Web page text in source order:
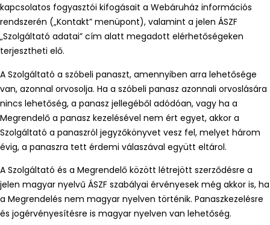
kapcsolatos fogyasztói kifogásait a Webáruház információs
rendszerén („Kontakt” menüpont), valamint a jelen ÁSZF
„Szolgáltató adatai” cím alatt megadott elérhetőségeken
terjesztheti elő.
A Szolgáltató a szóbeli panaszt, amennyiben arra lehetősége
van, azonnal orvosolja. Ha a szóbeli panasz azonnali orvoslására
nincs lehetőség, a panasz jellegéből adódóan, vagy ha a
Megrendelő a panasz kezelésével nem ért egyet, akkor a
Szolgáltató a panaszról jegyzőkönyvet vesz fel, melyet három
évig, a panaszra tett érdemi válaszával együtt eltárol.
A Szolgáltató és a Megrendelő között létrejött szerződésre a
jelen magyar nyelvű ÁSZF szabályai érvényesek még akkor is, ha
a Megrendelés nem magyar nyelven történik. Panaszkezelésre
és jogérvényesítésre is magyar nyelven van lehetőség.